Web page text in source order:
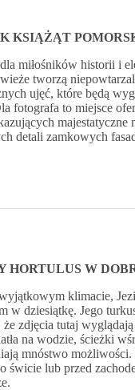
KSIĄŻĄT
miłośników historii i
tworzą
ujęć, które będą
fotografa to miejsce
majestatyczne
detali zamkowych
HORTULUS W
klimacie,
w dziesiątkę. Jego
że zdjęcia tutaj
na wodzie, ścieżki
mnóstwo możliwości.
świcie lub przed